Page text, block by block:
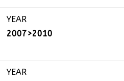
YEAR
2007>2010
YEAR